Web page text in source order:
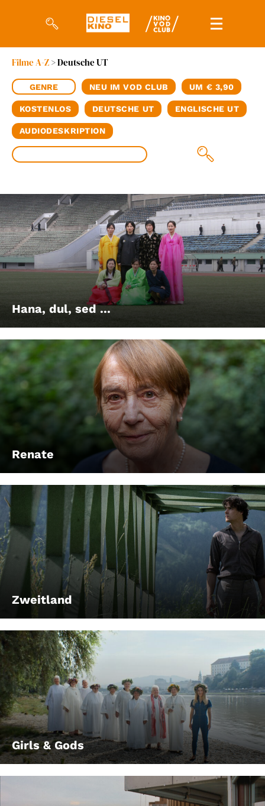
Magazin
Kuratierungen
Events
Filmpakete
Gutscheine
& Filmpässe
Account
Suche
Filme A-Z> Deutsche UT
GENRE NEU IM VOD CLUB UM € 3,90
KOSTENLOS DEUTSCHE UT ENGLISCHE UT
AUDIODESKRIPTION
Hana, dul, sed ...
Renate
Zweitland
Girls & Gods